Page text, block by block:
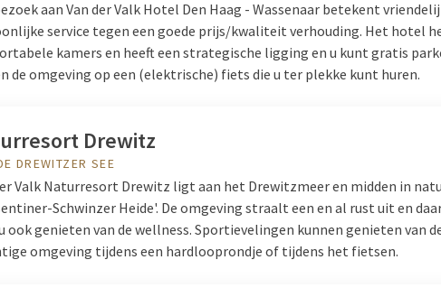
aan Van der Valk Hotel Den Haag - Wassenaar betekent
service tegen een goede prijs/kwaliteit verhouding. Het hotel
kamers en heeft een strategische ligging en u kunt gratis
de omgeving op een (elektrische) fiets die u ter plekke kunt huren.
Drewitz
DREWITZER SEE
Valk Naturresort Drewitz ligt aan het Drewitzmeer en midden in
Schwinzer Heide'. De omgeving straalt een en al rust uit en
ook genieten van de wellness. Sportievelingen kunnen genieten van
omgeving tijdens een hardlooprondje of tijdens het fietsen.